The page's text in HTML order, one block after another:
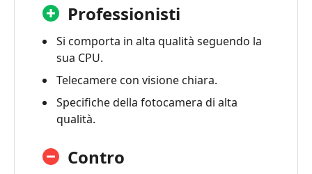
Professionisti
Si comporta in alta qualità seguendo la
sua CPU.
Telecamere con visione chiara.
Specifiche della fotocamera di alta
qualità.
Contro